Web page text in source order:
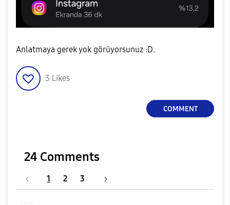
Anlatmaya gerek yok görüyorsunuz :D.
3 Likes
COMMENT
24 Comments
1 2 3